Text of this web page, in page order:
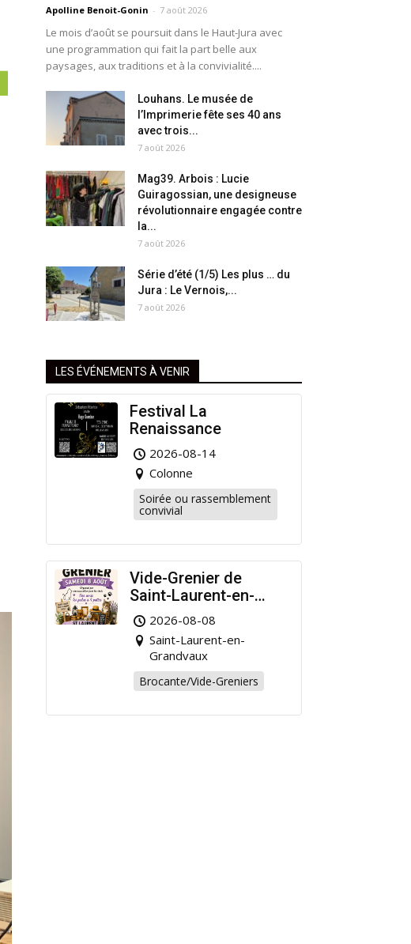
Apolline Benoit-Gonin - 7 août 2026
Le mois d’août se poursuit dans le Haut-Jura avec
une programmation qui fait la part belle aux
paysages, aux traditions et à la convivialité....
Louhans. Le musée de
l’Imprimerie fête ses 40 ans
avec trois...
7 août 2026
Mag39. Arbois : Lucie
Guiragossian, une designeuse
révolutionnaire engagée contre
la...
7 août 2026
Série d’été (1/5) Les plus … du
Jura : Le Vernois,...
7 août 2026
LES ÉVÉNEMENTS À VENIR
Festival La
Renaissance
2026-08-14
Colonne
Soirée ou rassemblement
convivial
Vide-Grenier de
Saint-Laurent-en-
Grandvaux : Venez
chiner pour la bonne
cause !
2026-08-08
Saint-Laurent-en-
Grandvaux
Brocante/Vide-Greniers